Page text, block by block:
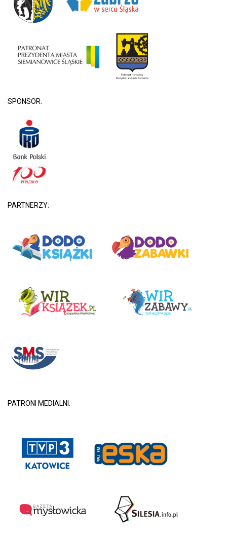
SPONSOR:
PARTNERZY:
PATRONI MEDIALNI: